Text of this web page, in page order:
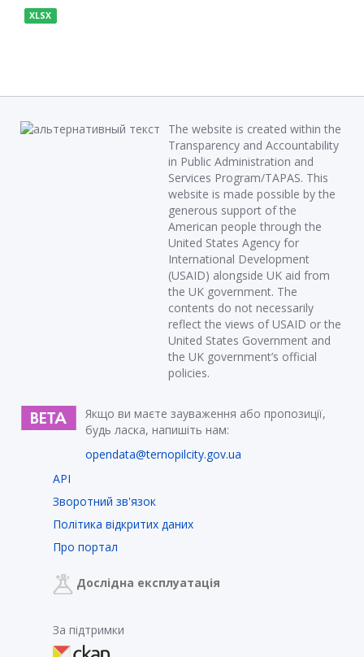
XLSX
The website is created within the
Transparency and Accountability
in Public Administration and
Services Program/TAPAS. This
website is made possible by the
generous support of the
American people through the
United States Agency for
International Development
(USAID) alongside UK aid from
the UK government. The
contents do not necessarily
reflect the views of USAID or the
United States Government and
the UK government’s official
policies.
Якщо ви маєте зауваження або пропозиції,
будь ласка, напишіть нам:
opendata@ternopilcity.gov.ua
API
Зворотний зв'язок
Політика відкритих даних
Про портал
Дослідна експлуатація
За підтримки